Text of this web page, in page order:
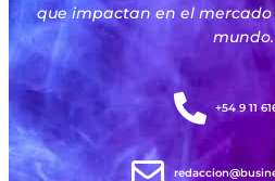
que impactan en el
mundo.
+54 9 11